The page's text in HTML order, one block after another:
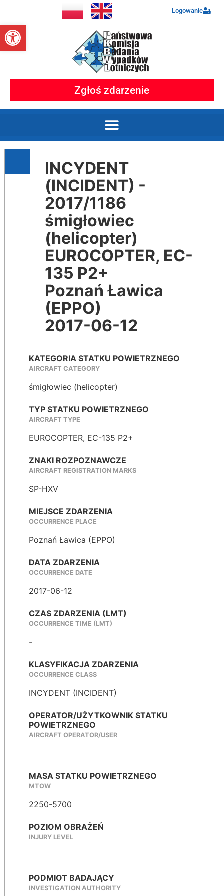
Otwórz pasek narzędzi
Logowanie
Zgłoś zdarzenie
INCYDENT
(INCIDENT) -
2017/1186
śmigłowiec
(helicopter)
EUROCOPTER, EC-
135 P2+
Poznań Ławica
(EPPO)
2017-06-12
KATEGORIA STATKU POWIETRZNEGO
AIRCRAFT CATEGORY
śmigłowiec (helicopter)
TYP STATKU POWIETRZNEGO
AIRCRAFT TYPE
EUROCOPTER, EC-135 P2+
ZNAKI ROZPOZNAWCZE
AIRCRAFT REGISTRATION MARKS
SP-HXV
MIEJSCE ZDARZENIA
OCCURRENCE PLACE
Poznań Ławica (EPPO)
DATA ZDARZENIA
OCCURRENCE DATE
2017-06-12
CZAS ZDARZENIA (LMT)
OCCURRENCE TIME (LMT)
-
KLASYFIKACJA ZDARZENIA
OCCURRENCE CLASS
INCYDENT (INCIDENT)
OPERATOR/UŻYTKOWNIK STATKU
POWIETRZNEGO
AIRCRAFT OPERATOR/USER
MASA STATKU POWIETRZNEGO
MTOW
2250-5700
POZIOM OBRAŻEŃ
INJURY LEVEL
PODMIOT BADAJĄCY
INVESTIGATION AUTHORITY